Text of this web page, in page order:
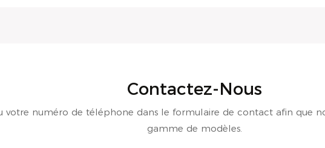
Contactez-Nous
votre numéro de téléphone dans le formulaire de contact afin que
gamme de modèles.